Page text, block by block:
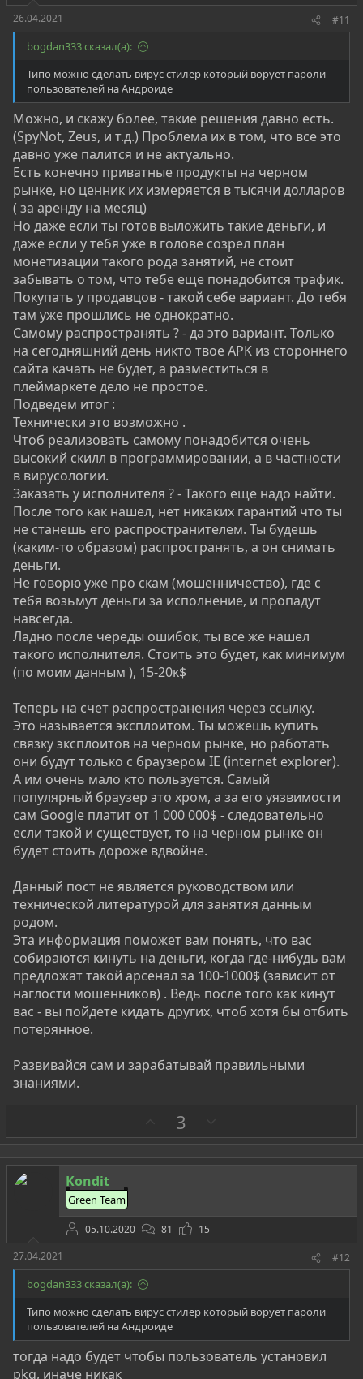
26.04.2021
#11
bogdan333 сказал(а):
Типо можно сделать вирус стилер который ворует пароли
пользователей на Андроиде
Можно, и скажу более, такие решения давно есть.
(SpyNot, Zeus, и т.д.) Проблема их в том, что все это
давно уже палится и не актуально.
Есть конечно приватные продукты на черном
рынке, но ценник их измеряется в тысячи долларов
( за аренду на месяц)
Но даже если ты готов выложить такие деньги, и
даже если у тебя уже в голове созрел план
монетизации такого рода занятий, не стоит
забывать о том, что тебе еще понадобится трафик.
Покупать у продавцов - такой себе вариант. До тебя
там уже прошлись не однократно.
Самому распространять ? - да это вариант. Только
на сегодняшний день никто твое APK из стороннего
сайта качать не будет, а разместиться в
плеймаркете дело не простое.
Подведем итог :
Технически это возможно .
Чтоб реализовать самому понадобится очень
высокий скилл в программировании, а в частности
в вирусологии.
Заказать у исполнителя ? - Такого еще надо найти.
После того как нашел, нет никаких гарантий что ты
не станешь его распространителем. Ты будешь
(каким-то образом) распространять, а он снимать
деньги.
Не говорю уже про скам (мошенничество), где с
тебя возьмут деньги за исполнение, и пропадут
навсегда.
Ладно после череды ошибок, ты все же нашел
такого исполнителя. Стоить это будет, как минимум
(по моим данным ), 15-20к$
Теперь на счет распространения через ссылку.
Это называется эксплоитом. Ты можешь купить
связку эксплоитов на черном рынке, но работать
они будут только с браузером IE (internet explorer).
А им очень мало кто пользуется. Самый
популярный браузер это хром, а за его уязвимости
сам Google платит от 1 000 000$ - следовательно
если такой и существует, то на черном рынке он
будет стоить дороже вдвойне.
Данный пост не является руководством или
технической литературой для занятия данным
родом.
Эта информация поможет вам понять, что вас
собираются кинуть на деньги, когда где-нибудь вам
предложат такой арсенал за 100-1000$ (зависит от
наглости мошенников) . Ведь после того как кинут
вас - вы пойдете кидать других, чтоб хотя бы отбить
потерянное.
Развивайся сам и зарабатывай правильными
знаниями.
а
3
р
о
Kondit
Green Team
05.10.2020 81
15
27.04.2021
#12
bogdan333 сказал(а):
Типо можно сделать вирус стилер который ворует пароли
пользователей на Андроиде
тогда надо будет чтобы пользователь установил
pkg, иначе никак